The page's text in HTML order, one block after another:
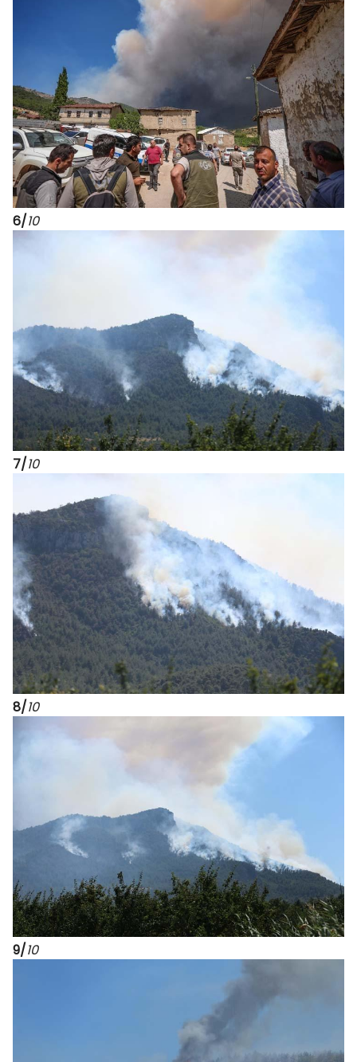
6/10
7/10
8/10
9/10